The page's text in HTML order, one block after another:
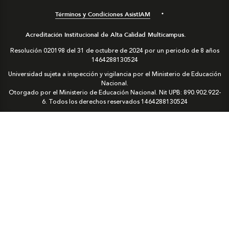
Términos y Condiciones AsistIAM
Acreditación Institucional de Alta Calidad Multicampus.
Resolución 020198 del 31 de octubre de 2024 por un periodo de 8 años
1464288130524
Universidad sujeta a inspección y vigilancia por el Ministerio de Educación
Nacional.
Otorgado por el Ministerio de Educación Nacional. Nit UPB: 890.902.922-
6. Todos los derechos reservados1464288130524